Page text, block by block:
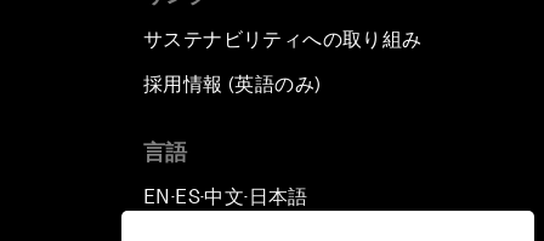
サステナビリティへの取り組み
採用情報 (英語のみ)
言語
EN ▪ ES▪中文▪ 日本語